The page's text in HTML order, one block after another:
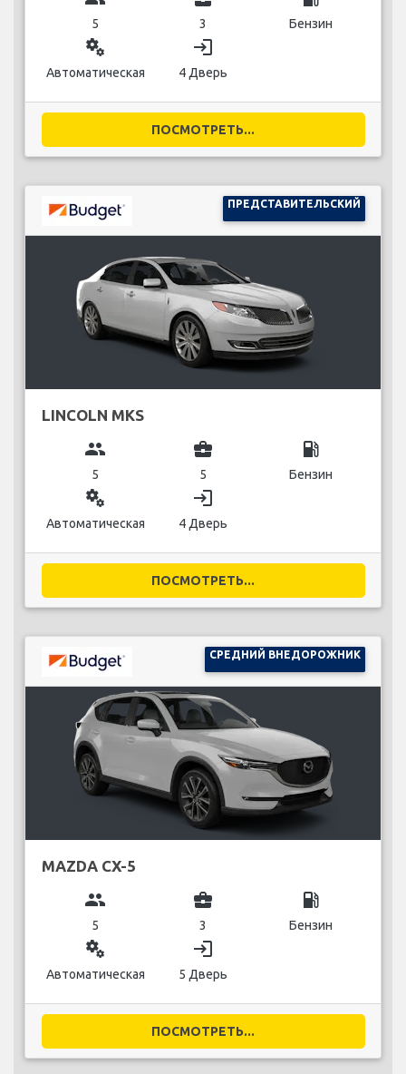
5 3 Бензин
miscellaneous_services
Автоматическая
login
4 Дверь
ПОСМОТРЕТЬ...
ПРЕДСТАВИТЕЛЬСКИЙ
LINCOLN MKS
group
5
business_center
5
local_gas_station
Бензин
miscellaneous_services
Автоматическая
login
4 Дверь
ПОСМОТРЕТЬ...
СРЕДНИЙ ВНЕДОРОЖНИК
MAZDA CX-5
group
5
business_center
3
local_gas_station
Бензин
miscellaneous_services
Автоматическая
login
5 Дверь
ПОСМОТРЕТЬ...